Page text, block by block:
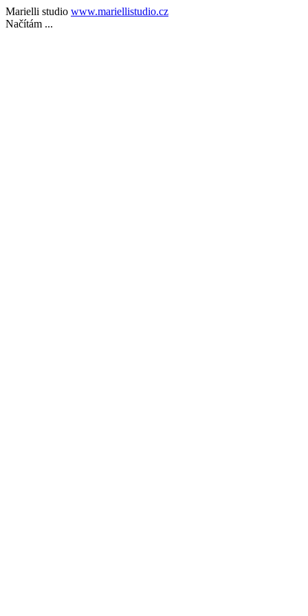
Marielli studio www.mariellistudio.cz
Načítám ...